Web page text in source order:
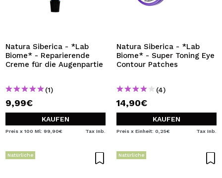
Natura Siberica - *Lab
Biome* - Reparierende
Creme für die Augenpartie
(1)
9,99€
KAUFEN
Preis x 100 Ml: 99,90€ Tax Inb.
Natura Siberica - *Lab
Biome* - Super Toning Eye
Contour Patches
(4)
14,90€
KAUFEN
Preis x Einheit: 0,25€ Tax Inb.
Natürliche Natürliche